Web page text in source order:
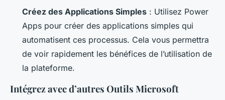
Créez des Applications Simples : Utilisez Power
Apps pour créer des applications simples qui
automatisent ces processus. Cela vous permettra
de voir rapidement les bénéfices de l’utilisation de
la plateforme.
Intégrez avec d’autres Outils Microsoft